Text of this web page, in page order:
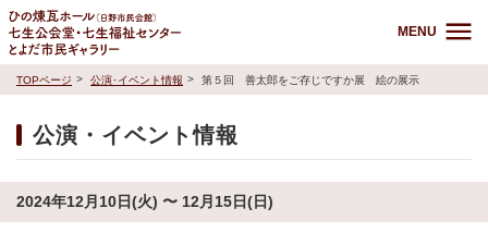
MENU
TOPページ 公演･イベント情報 第５回 善太郎をご存じですか展 絵の展示
公演・イベント情報
2024年12月10日(火) 〜 12月15日(日)